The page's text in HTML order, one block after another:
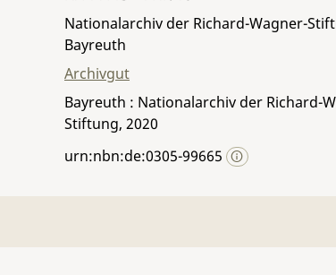
Nationalarchiv der Richard-Wagner-
Bayreuth
Archivgut
Bayreuth : Nationalarchiv der Richard-
Stiftung, 2020
urn:nbn:de:0305-99665